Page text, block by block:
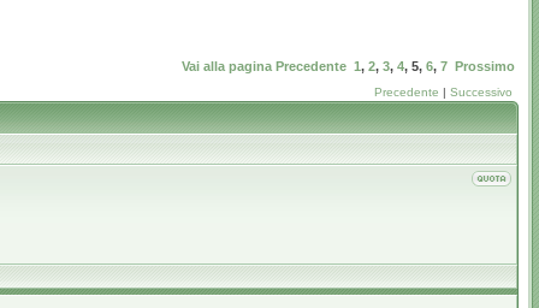
Vai alla pagina Precedente 1, 2, 3, 4, 5, 6, 7 Prossimo
Precedente | Successivo